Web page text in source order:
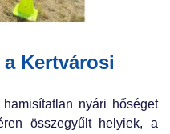
Kertvárosi
nyári hőséget
összegyűlt helyiek, a